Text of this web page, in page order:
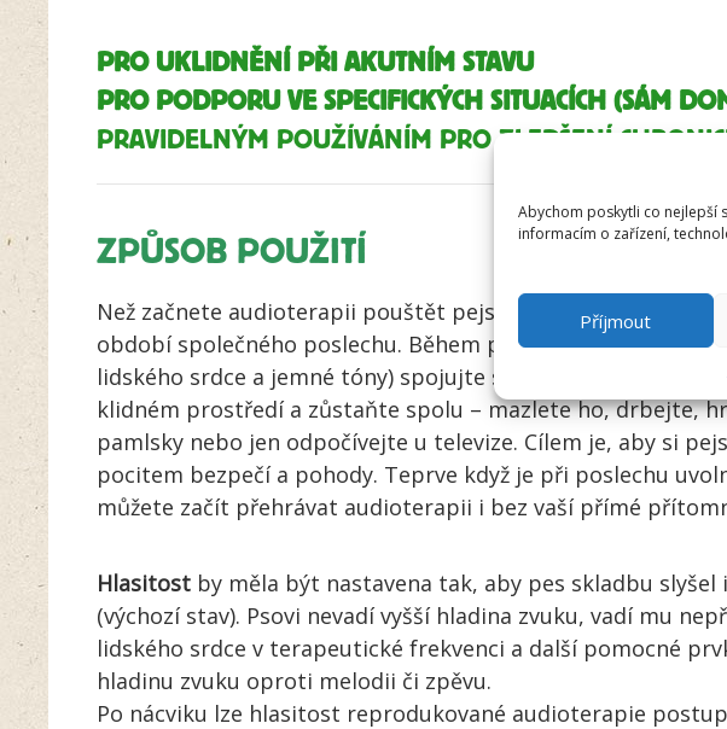
Abychom poskytli co nejlepší
informacím o zařízení,
Příjmout
PRO UKLIDNĚNÍ PŘI AKUTNÍM STAVU
PRO PODPORU VE SPECIFICKÝCH SITUACÍCH (SÁM
PRAVIDELNÝM POUŽÍVÁNÍM PRO ZLEPŠENÍ
ZPŮSOB POUŽITÍ
Než začnete audioterapii pouštět pejskovi samostatně,
období společného poslechu. Během prvního týdne si s ním
lidského srdce a jemné tóny) spojujte s něčím příjemným.
klidném prostředí a zůstaňte spolu – mazlete ho, drbejte,
pamlsky nebo jen odpočívejte u televize. Cílem je, aby si
pocitem bezpečí a pohody. Teprve když je při poslechu
můžete začít přehrávat audioterapii i bez vaší přímé
Hlasitost by měla být nastavena tak, aby pes skladbu
(výchozí stav). Psovi nevadí vyšší hladina zvuku, vadí mu
lidského srdce v terapeutické frekvenci a další pomocné
hladinu zvuku oproti melodii či zpěvu.
Po nácviku lze hlasitost reprodukované audioterapie